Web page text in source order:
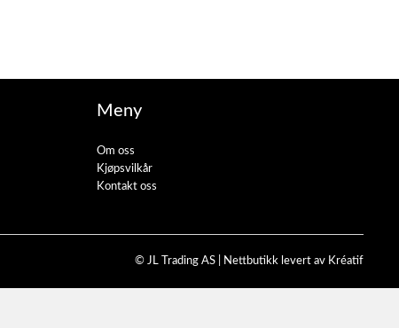
Meny
Om oss
Kjøpsvilkår
Kontakt oss
© JL Trading AS | Nettbutikk levert av Kréatif